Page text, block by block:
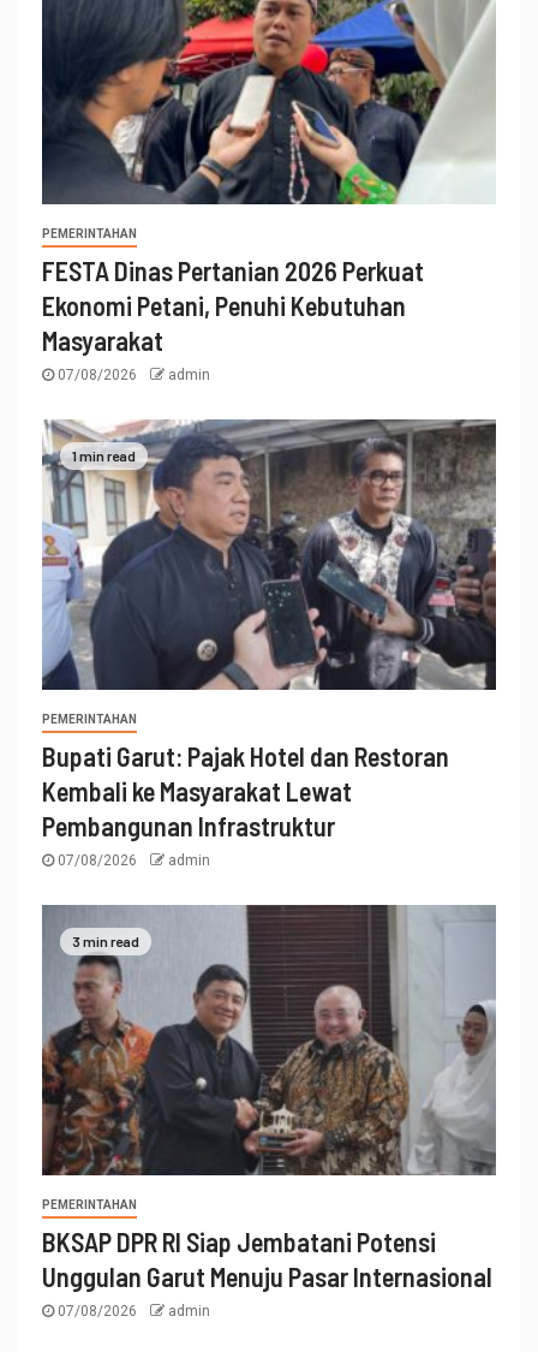
PEMERINTAHAN
FESTA Dinas Pertanian 2026 Perkuat
Ekonomi Petani, Penuhi Kebutuhan
Masyarakat
07/08/2026 admin
1 min read
PEMERINTAHAN
Bupati Garut: Pajak Hotel dan Restoran
Kembali ke Masyarakat Lewat
Pembangunan Infrastruktur
07/08/2026 admin
3 min read
PEMERINTAHAN
BKSAP DPR RI Siap Jembatani Potensi
Unggulan Garut Menuju Pasar Internasional
07/08/2026 admin